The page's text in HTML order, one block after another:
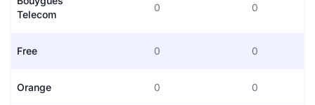
Telecom
0 0
Free 0 0
Orange 0 0